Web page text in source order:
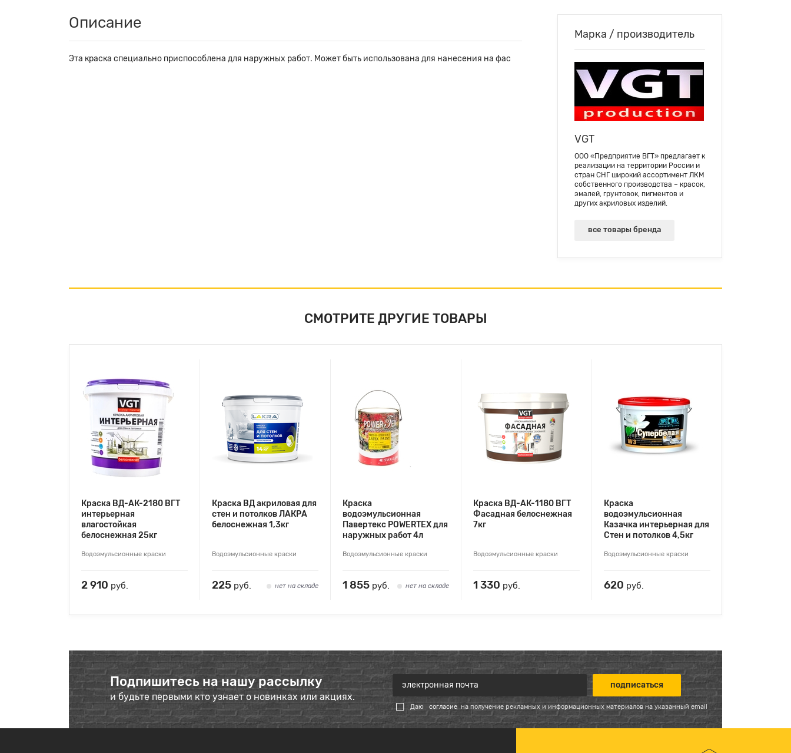
Описание
Эта краска специально приспособлена для наружных работ. Может быть использована для нанесения на фас
Марка / производитель
VGT
ООО «Предприятие ВГТ» предлагает к
реализации на территории России и
стран СНГ широкий ассортимент ЛКМ
собственного производства – красок,
эмалей, грунтовок, пигментов и
других акриловых изделий.
все товары бренда
СМОТРИТЕ ДРУГИЕ ТОВАРЫ
Краска ВД-АК-2180 ВГТ
интерьерная
влагостойкая
белоснежная 25кг
Водоэмульсионные краски
2 910 руб.
Краска ВД акриловая для
стен и потолков ЛАКРА
белоснежная 1,3кг
Водоэмульсионные краски
225 руб. нет на складе
Краска
водоэмульсионная
Павертекс POWERTEX для
наружных работ 4л
Водоэмульсионные краски
1 855 руб. нет на складе
Краска ВД-АК-1180 ВГТ
Фасадная белоснежная
7кг
Водоэмульсионные краски
1 330 руб.
Краска
водоэмульсионная
Казачка интерьерная для
Стен и потолков 4,5кг
Водоэмульсионные краски
620 руб.
Подпишитесь на нашу рассылку
и будьте первыми кто узнает о новинках или акциях.
Даю согласие на получение рекламных и информационных материалов на указанный email